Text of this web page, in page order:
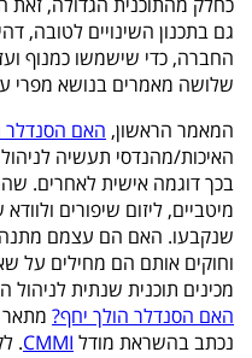
גם בתכנון השינויים לטובה,
החברה, כדי שישמשו כמנוף
שלושה מאמרים בנושא מפרי
המאמר הראשון, האם הסנדלר
האיכות/מהנדסי תעשיה לניהול
בכך דוגמה אישית לאחרים.
מיטביים, ליזום שיפורים
שנקבעו. האם הם עצמם
וחוקים אותם הם מחילים על
מכינים תוכנית שנתית
האם הסנדלר הולך יחף? מתאר
נכתב בהשראת מודל CMMI
.